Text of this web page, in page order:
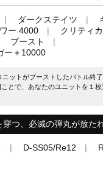
ダークステイツ
ー 4000
クリティ
ブースト
ー＋10000
ニットがブーストしたバトル終
とで、あなたのユニットを１
穿つ、必滅の弾丸が放たれ
D-SS05/Re12